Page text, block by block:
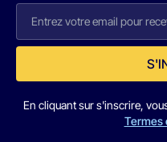
En cliquant sur s'inscrire,
Termes